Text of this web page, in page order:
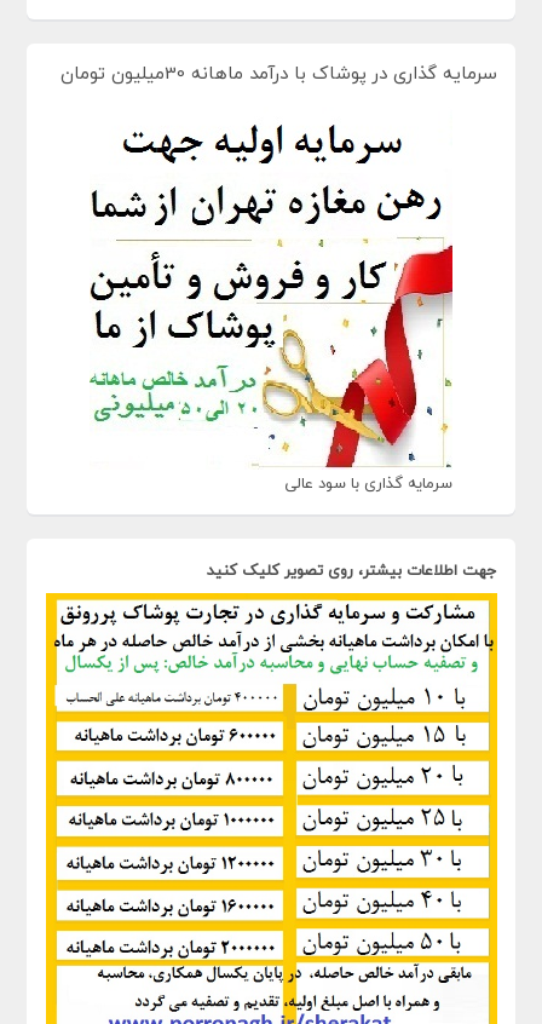
سرمایه گذاری در پوشاک با درآمد ماهانه 30میلیون تومان
سرمایه گذاری با سود عالی
جهت اطلاعات بیشتر، روی تصویر کلیک کنید